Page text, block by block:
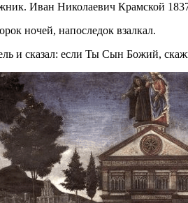
Иван Николаевич Крамской
ночей, напоследок взалкал.
и сказал: если Ты Сын Божий,